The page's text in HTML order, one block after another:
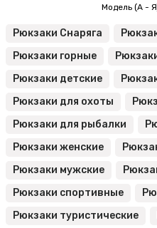
Рюкзаки Снаряга
Рюкзаки горные
Рюкзаки детские
Рюкзаки для охоты
Рюкзаки для рыбалки
Рюкзаки женские
Рюкзаки мужские
Рюкзаки спортивные
Рюкзаки туристические